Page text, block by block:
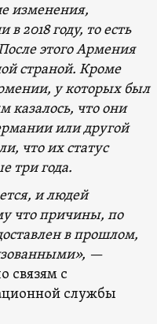
изменения,
2018 году, то есть
этого Армения
страной. Кроме
у которых был
казалось, что они
или другой
что их статус
три года.
и людей
что причины, по
в прошлом,
—
связям с
службы